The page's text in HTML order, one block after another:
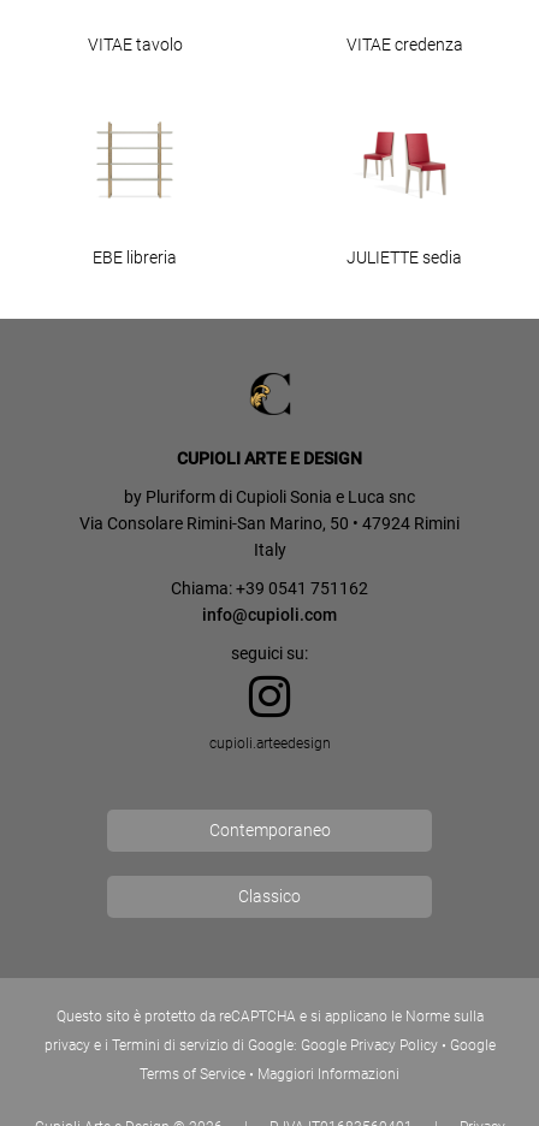
VITAE tavolo VITAE credenza
EBE libreria JULIETTE sedia
CUPIOLI ARTE E DESIGN
by Pluriform di Cupioli Sonia e Luca snc
Via Consolare Rimini-San Marino, 50 • 47924 Rimini
Italy
Chiama: +39 0541 751162
info@cupioli.com
seguici su:
cupioli.arteedesign
Contemporaneo
Classico
Questo sito è protetto da reCAPTCHA e si applicano le Norme sulla
privacy e i Termini di servizio di Google: Google Privacy Policy• Google
Terms of Service • Maggiori Informazioni